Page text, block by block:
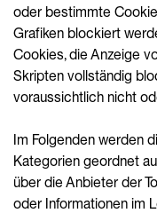
oder bestimmte
Grafiken blockiert
Cookies, die Anzeige
Skripten vollständig
voraussichtlich nicht
Im Folgenden werden
Kategorien geordnet
über die Anbieter der
oder Informationen im